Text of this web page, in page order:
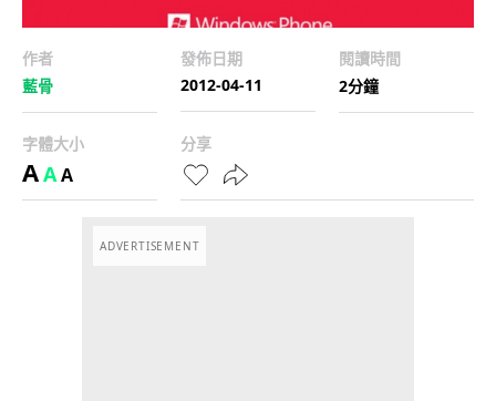
作者
藍骨
發佈日期
2012-04-11
閱讀時間
2分鐘
字體大小
AAA
分享
ADVERTISEMENT